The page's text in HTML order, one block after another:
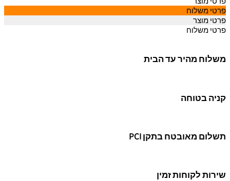
פרטי משלוח
פרטי מוצר
פרטי משלוח
משלוח מהיר עד הבית
קניה בטוחה
תשלום מאובטח בתקן PCI
שירות לקוחות זמין